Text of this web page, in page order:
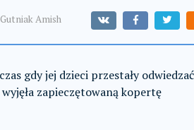
Gutniak Amish
gdy jej dzieci przestały
zapieczętowaną kopertę